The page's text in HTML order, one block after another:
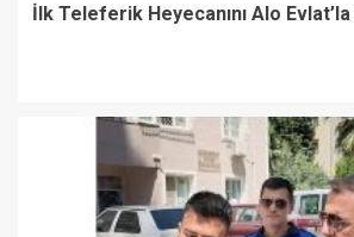
İlk Teleferik Heyecanını Alo Evlat’la